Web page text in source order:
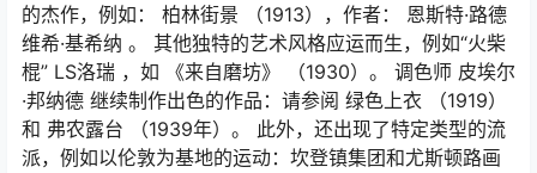
的杰作，例如： 柏林街景
（1913），作者： 恩斯特·路德
维希·基希纳 。 其他独特的艺术风格应运而生，例如“火柴
棍” LS洛瑞 ，如
《来自磨坊》
（1930）。 调色师 皮埃尔
·邦纳德 继续制作出色的作品：请参阅 绿色上衣
（1919）
和 弗农露台
（1939年）。 此外，还出现了特定类型的流
派，例如以伦敦为基地的运动：坎登镇集团和尤斯顿路画